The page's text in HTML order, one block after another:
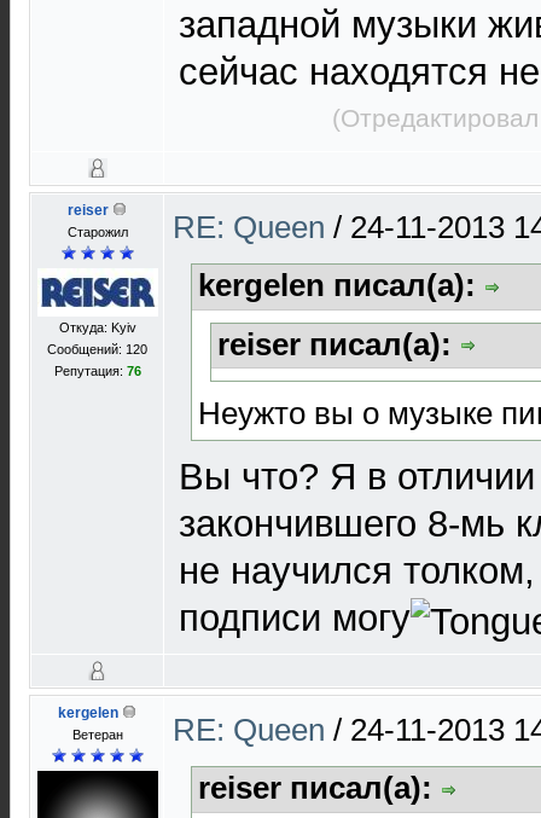
западной музыки
сейчас находятся
reiser
Старожил
Откуда: Kyiv
Сообщений: 120
Репутация: 76
RE: Queen / 24-11-2013
kergelen писал(а):
reiser писал(а):
Неужто вы о музыке
Вы что? Я в отличии
закончившего 8-мь
не научился
подписи могу
kergelen
Ветеран RE: Queen / 24-11-2013
reiser писал(а):